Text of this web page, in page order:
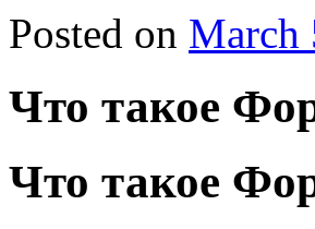
Posted on March
Что такое
Что такое